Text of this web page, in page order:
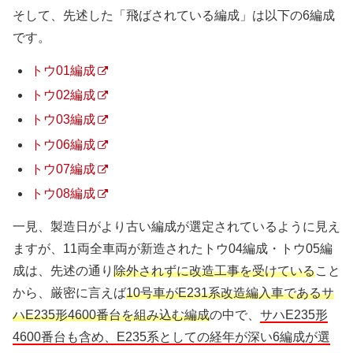
そして、先述した「飛ばされている編成」は以下の6編成
です。
トウ01編成
トウ02編成
トウ03編成
トウ06編成
トウ07編成
トウ08編成
一見、製造日がより古い編成が選定されているように見え
ますが、11両全車両が新造されたトウ04編成・トウ05編
成は、先述の通り 除外されずに改造工事を受けていること
から、厳密に言えば10号車がE231系改造編入車であるサ
ハE235形4600番台を組み込む編成の中で、 サハE235形
4600番台も含め、E235系としての経年が深い6編成が選